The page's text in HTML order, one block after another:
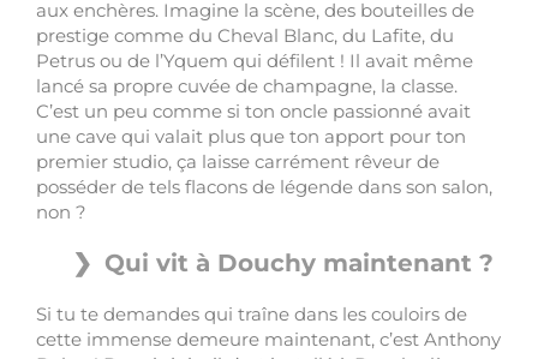
aux enchères. Imagine la scène, des bouteilles de
prestige comme du Cheval Blanc, du Lafite, du
Petrus ou de l’Yquem qui défilent ! Il avait même
lancé sa propre cuvée de champagne, la classe.
C’est un peu comme si ton oncle passionné avait
une cave qui valait plus que ton apport pour ton
premier studio, ça laisse carrément rêveur de
posséder de tels flacons de légende dans son salon,
non ?
Qui vit à Douchy maintenant ?
Si tu te demandes qui traîne dans les couloirs de
cette immense demeure maintenant, c’est Anthony